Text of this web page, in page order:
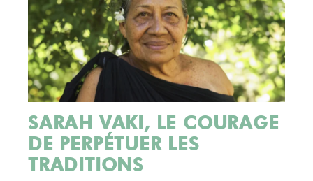
SARAH VAKI, LE COURAGE
DE PERPÉTUER LES
TRADITIONS